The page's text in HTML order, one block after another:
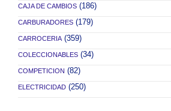
CAJA DE CAMBIOS (186)
CARBURADORES (179)
CARROCERIA (359)
COLECCIONABLES (34)
COMPETICION (82)
ELECTRICIDAD (250)